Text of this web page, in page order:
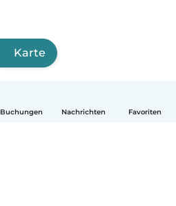
Buchungen Nachrichten Favoriten
Karte